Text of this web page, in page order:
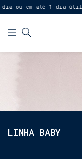
dia ou em até 1 dia
LINHA BABY